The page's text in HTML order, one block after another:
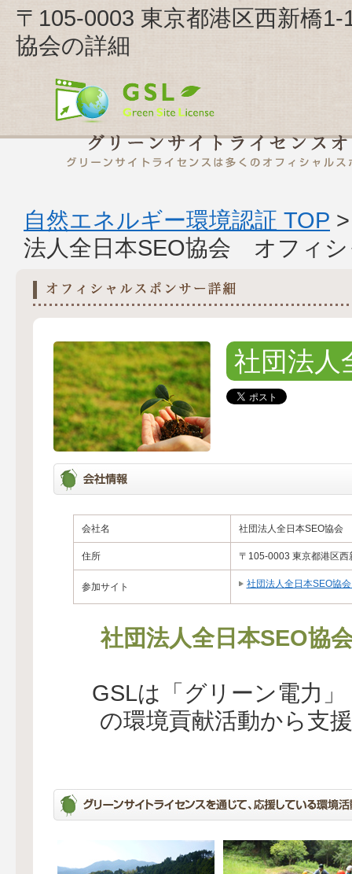
〒105-0003 東京都港区西新橋
協会の詳細
自然エネルギー環境認証 TOP
法人全日本SEO協会 オフィ
社団法人
会社名 社団法人全日本SEO協会
住所 〒105-0003 東京都港区
参加サイト 社団法人全日本SEO協
社団法人全日本SEO協
GSLは「グリーン電力
の環境貢献活動から支